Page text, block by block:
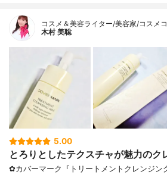
コスメ＆美容ライター/美容家/コスメ
木村 美聡
5.00
とろりとしたテクスチャが魅力のク
✿カバーマーク『トリートメントクレンジン